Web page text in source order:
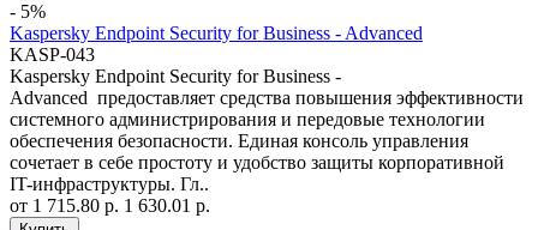
- 5%
Kaspersky Endpoint Security for Business - Advanced
KASP-043
Kaspersky Endpoint Security for Business -
Advanced предоставляет средства повышения эффективности
системного администрирования и передовые технологии
обеспечения безопасности. Единая консоль управления
сочетает в себе простоту и удобство защиты корпоративной
IT-инфраструктуры. Гл..
от 1 715.80 р. 1 630.01 р.